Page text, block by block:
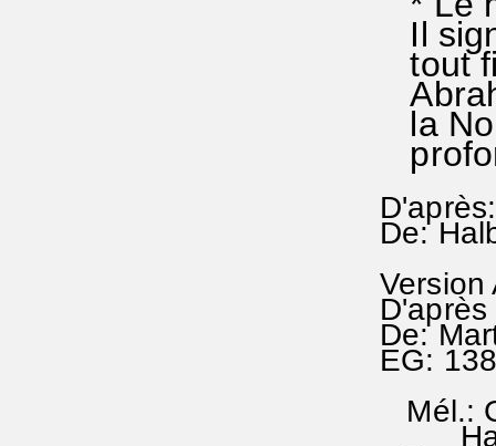
Il
tout
la
De:
Version
De:
EG:
Mél.: